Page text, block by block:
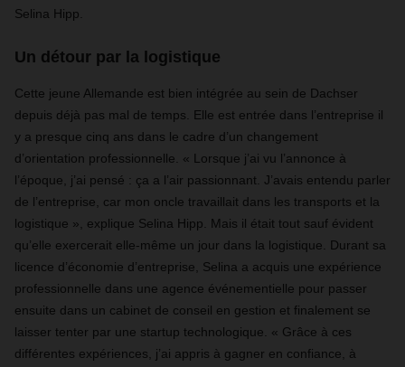
Selina Hipp.
Un détour par la logistique
Cette jeune Allemande est bien intégrée au sein de Dachser
depuis déjà pas mal de temps. Elle est entrée dans l’entreprise il
y a presque cinq ans dans le cadre d’un changement
d’orientation professionnelle. « Lorsque j’ai vu l’annonce à
l’époque, j’ai pensé : ça a l’air passionnant. J’avais entendu parler
de l’entreprise, car mon oncle travaillait dans les transports et la
logistique », explique Selina Hipp. Mais il était tout sauf évident
qu’elle exercerait elle-même un jour dans la logistique. Durant sa
licence d’économie d’entreprise, Selina a acquis une expérience
professionnelle dans une agence événementielle pour passer
ensuite dans un cabinet de conseil en gestion et finalement se
laisser tenter par une startup technologique. « Grâce à ces
différentes expériences, j’ai appris à gagner en confiance, à